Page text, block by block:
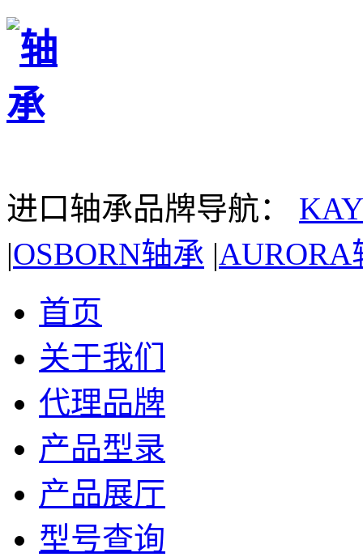
进口轴承品牌导航：
|OSBORN轴承 |AURORA
首页
关于我们
代理品牌
产品型录
产品展厅
型号查询